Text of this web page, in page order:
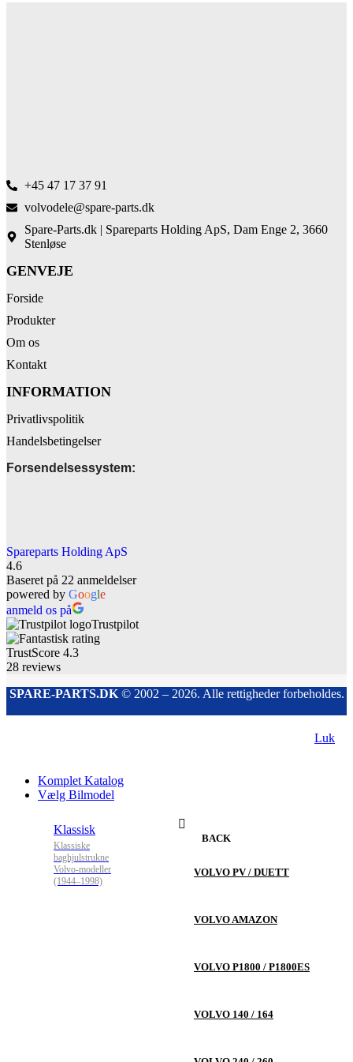
+45 47 17 37 91
volvodele@spare-parts.dk
Spare-Parts.dk | Spareparts Holding ApS, Dam Enge 2, 3660
Stenløse
GENVEJE
Forside
Produkter
Om os
Kontakt
INFORMATION
Privatlivspolitik
Handelsbetingelser
Forsendelsessystem:
Spareparts Holding ApS
4.6
Baseret på 22 anmeldelser
powered by Google
anmeld os på
Trustpilot
TrustScore 4.3
28 reviews
SPARE-PARTS.DK© 2002 – 2026. Alle rettigheder forbeholdes.
Luk
Komplet Katalog
Vælg Bilmodel
Klassisk
Klassiske
baghjulstrukne
Volvo-modeller
(1944–1998)
BACK
VOLVO PV / DUETT
VOLVO AMAZON
VOLVO P1800 / P1800ES
VOLVO 140 / 164